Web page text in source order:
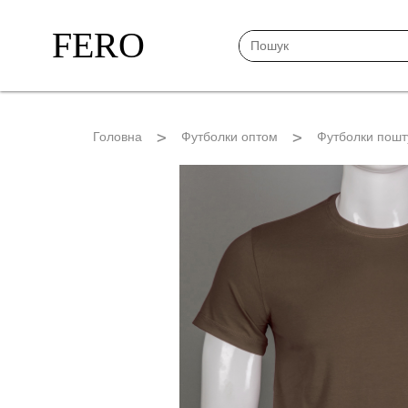
FERO
Головна Футболки оптом Футболки